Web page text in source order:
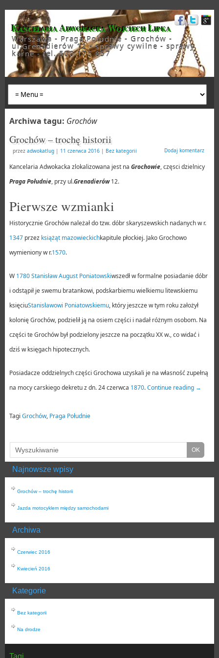
Kancelaria Adwokacka Wojciech Lipka
Warszawa - Praga Południe - Grochów -
ul.Grenadierów 12 - sprawy cywilne - sprawy
karne - tel. 500 175 857
Archiwa tagu: Grochów
Grochów – trochę historii
przez adwokatlug | 11 czerwca 2016 | Bez kategorii Dodaj komentarz
Kancelaria Adwokacka zlokalizowana jest na Grochowie, częsci dzielnicy
Praga Południe, przy ul.Grenadierów12.
Pierwsze wzmianki
Historycznie Grochów należał do tzw. dóbr skaryszewskich nadanych w r.
1347przez książąt mazowieckichkapitule płockiej. Jako Grochowo
wymieniony w r.1570.
W 1780 Stanisław August Poniatowskiwszedł w formalne posiadanie dóbr
i odstąpił je swemu bratankowi, podskarbiemu wielkiemu litewskiemu
księciuStanisławowi Poniatowskiemu, który jeszcze w tym roku założył
kolonię Grochów, podzielił ją na osiem części i nadał różnym osobom. Na
części te Grochów był podzielony jeszcze na początku XX w., co widać i
dziś w księgach hipotecznych.
Posiadacze oddzielnych części Grochowa uzyskali je na własność zupełną
na mocy carskiego dekretu z dn. 24 czerwca 1870.Continue reading →
Tagi Grochów, Praga Południe
Najnowsze wpisy
Grochów – trochę historii
Jazda motocyklem między samochodami
Archiwa
Czerwiec 2016
Kwiecień 2016
Kategorie
Bez kategorii
Na drodze